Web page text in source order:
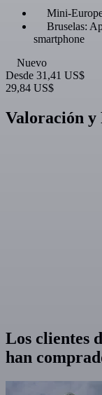
Mini-
Bruselas:
smartphone
Nuevo
Desde 31,41 US$
29,84 US$
Valoración y
Los clientes
han